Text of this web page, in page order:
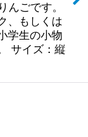
ごです。
、もしくは
学生の小物
サイズ：縦